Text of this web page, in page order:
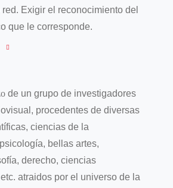
Exigir el reconocimiento del
que le corresponde.
de un grupo de investigadores
procedentes de diversas
ciencias de la
bellas artes,
derecho, ciencias
atraidos por el universo de la